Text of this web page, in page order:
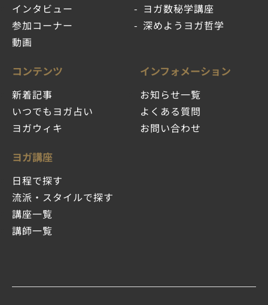
インタビュー
参加コーナー
動画
ヨガ数秘学講座
深めようヨガ哲学
コンテンツ
新着記事
いつでもヨガ占い
ヨガウィキ
ヨガ講座
日程で探す
流派・スタイルで探す
講座一覧
講師一覧
インフォメーション
お知らせ一覧
よくある質問
お問い合わせ